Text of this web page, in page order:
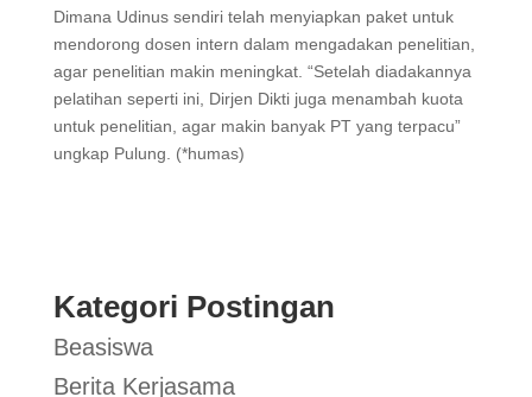
Dimana Udinus sendiri telah menyiapkan paket untuk
mendorong dosen intern dalam mengadakan penelitian,
agar penelitian makin meningkat. “Setelah diadakannya
pelatihan seperti ini, Dirjen Dikti juga menambah kuota
untuk penelitian, agar makin banyak PT yang terpacu”
ungkap Pulung. (*humas)
Kategori Postingan
Beasiswa
Berita Kerjasama